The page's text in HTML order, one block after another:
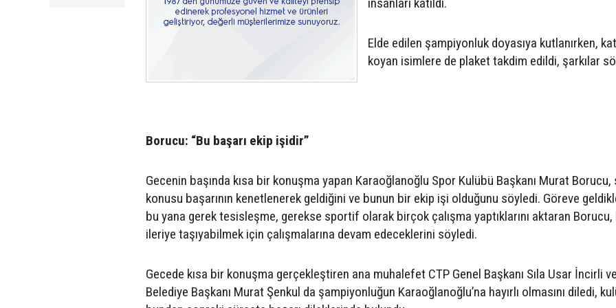
Elde edilen şampiyonluk doyasıya kutlanırken,
koyan isimlere de plaket takdim edildi, şarkılar
Borucu: “Bu başarı ekip işidir”
Gecenin başında kısa bir konuşma yapan Karaoğlanoğlu Spor Kulübü Başkanı Murat Borucu,
konusu başarının kenetlenerek geldiğini ve bunun bir ekip işi olduğunu söyledi. Göreve
bu yana gerek tesisleşme, gerekse sportif olarak birçok çalışma yaptıklarını aktaran Borucu,
ileriye taşıyabilmek için çalışmalarına devam edeceklerini söyledi.
Gecede kısa bir konuşma gerçekleştiren ana muhalefet CTP Genel Başkanı Sıla Usar İncirli
Belediye Başkanı Murat Şenkul da şampiyonluğun Karaoğlanoğlu’na hayırlı olmasını diledi,